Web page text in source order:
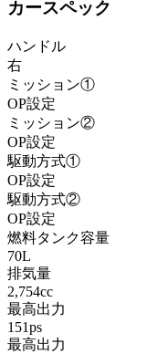
カースペック
ハンドル
右
ミッション①
OP設定
ミッション②
OP設定
駆動方式①
OP設定
駆動方式②
OP設定
燃料タンク容量
70L
排気量
2,754cc
最高出力
151ps
最高出力